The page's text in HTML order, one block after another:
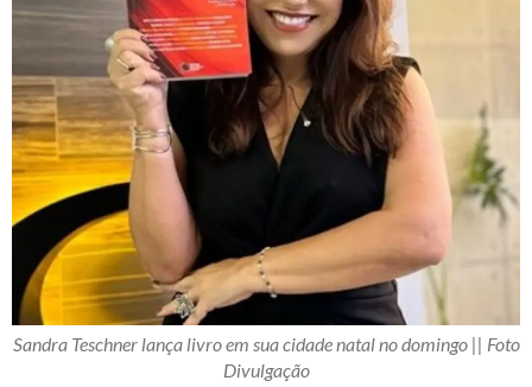
Sandra Teschner lança livro em sua cidade natal no domingo || Foto
Divulgação